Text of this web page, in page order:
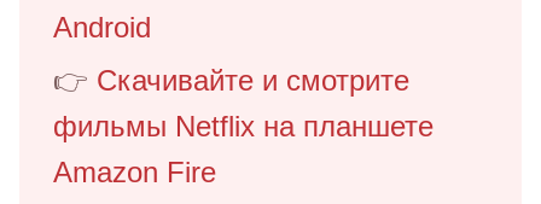
Android
👉 Скачивайте и смотрите
фильмы Netflix на планшете
Amazon Fire